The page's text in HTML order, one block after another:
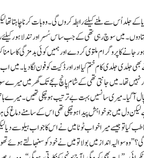
جلد اُس سے ملنے کیلئے رابطہ کروں گی۔ وہ بات کرنا چاہتا
دوں۔ میں سوچ رہی تھی کے جب ساس سُسر اور نند لاہور
جانے کا پروگرام ملتوی کر دے اور ہمیں کوئی بدمزگی کا
جلدی جلدی کام ختم کیا اور اور ڈکیت کو فون لگا دیا۔ میں
تھا۔ میں جانتی تھی کے شام پانچ بجے تک گھر میں میرے
آگیا۔ میری سانسیں بہت بے ترتیب ہو چُکی تھیں۔ میرے
دل میں جو خواہش پیدا ہو چُکی تھی اس کے سامنے دماغ کی ہر
کیا تو جیسے میرا خواب ٹوٹا میں نے اس کا جواب ہیلو سے دیا
وہ سوالیہ انداز میں بولا تو میں نے خود کو سنبھالتے